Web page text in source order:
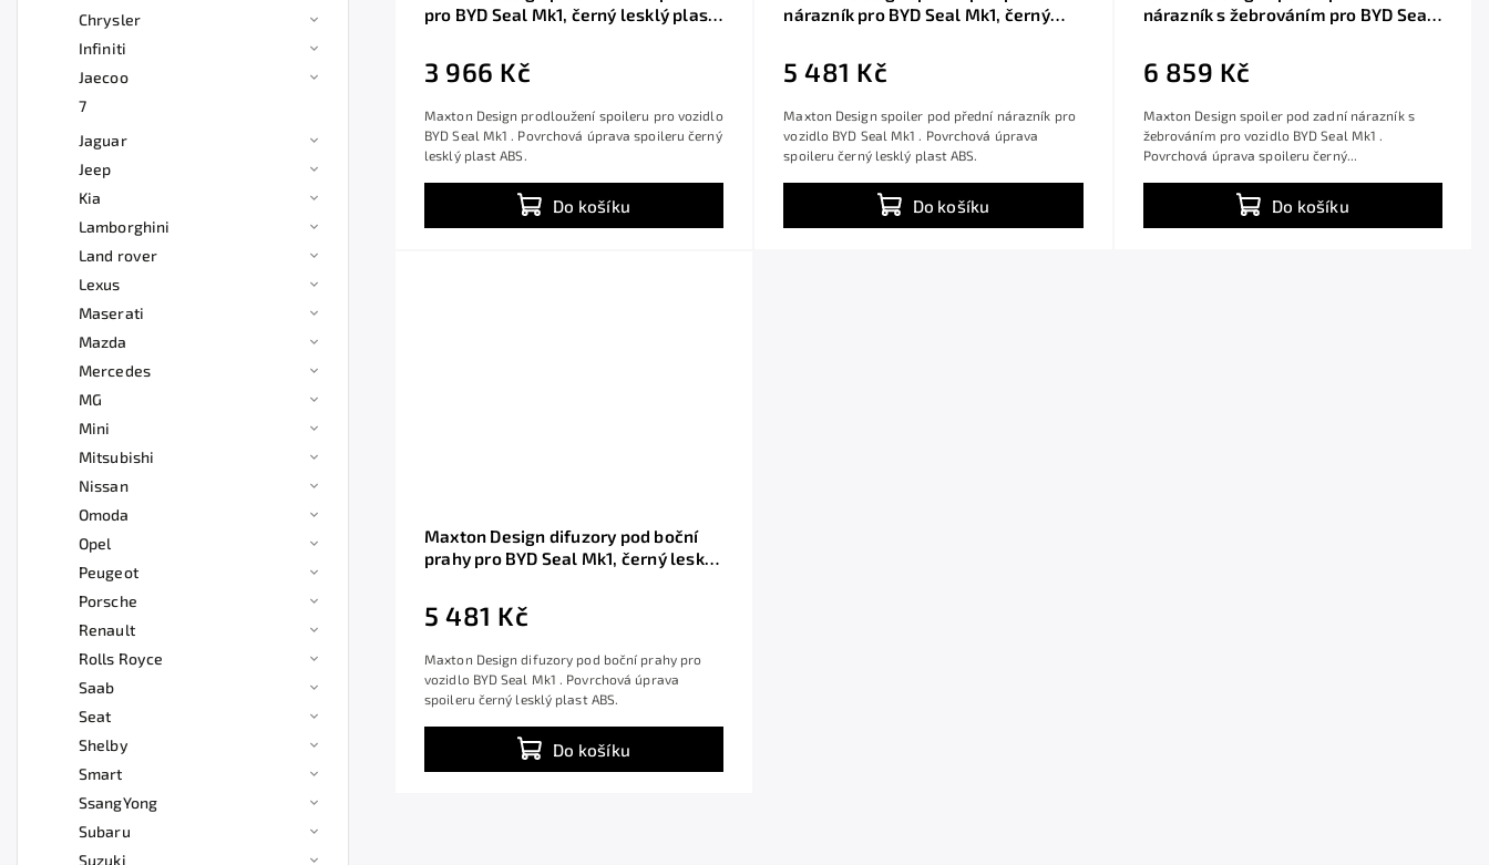
Chrysler
Infiniti
Jaecoo
7
Jaguar
Jeep
Kia
Lamborghini
Land rover
Lexus
Maserati
Mazda
Mercedes
MG
Mini
Mitsubishi
Nissan
Omoda
Opel
Peugeot
Porsche
Renault
Rolls Royce
Saab
Seat
Shelby
Smart
SsangYong
Subaru
Suzuki
pro BYD Seal Mk1, černý lesklý plast
3 966 Kč
Do košíku
Maxton Design prodloužení spoileru pro vozidlo
BYD Seal Mk1 . Povrchová úprava spoileru černý
lesklý plast ABS.
nárazník pro BYD Seal Mk1, černý
5 481 Kč
Do košíku
Maxton Design spoiler pod přední nárazník pro
vozidlo BYD Seal Mk1 . Povrchová úprava
spoileru černý lesklý plast ABS.
nárazník s žebrováním pro BYD Seal
6 859 Kč
Do košíku
Maxton Design spoiler pod zadní nárazník s
žebrováním pro vozidlo BYD Seal Mk1 .
Povrchová úprava spoileru černý...
Maxton Design difuzory pod boční
prahy pro BYD Seal Mk1, černý lesklý
5 481 Kč
Do košíku
Maxton Design difuzory pod boční prahy pro
vozidlo BYD Seal Mk1 . Povrchová úprava
spoileru černý lesklý plast ABS.